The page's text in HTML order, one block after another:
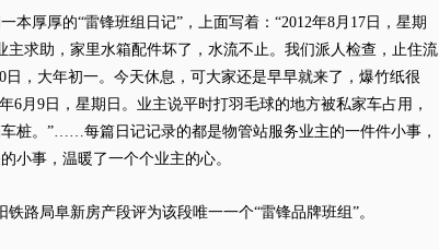
厚厚的“雷锋班组日记”，上面写着：“2012年8月17日，星期
主求助，家里水箱配件坏了，水流不止。我们派人检查，止住流
日，大年初一。今天休息，可大家还是早早就来了，爆竹纸很
6月9日，星期日。业主说平时打羽毛球的地方被私家车占用，
桩。”……每篇日记记录的都是物管站服务业主的一件件小事，
小事，温暖了一个个业主的心。
局阜新房产段评为该段唯一一个“雷锋品牌班组”。